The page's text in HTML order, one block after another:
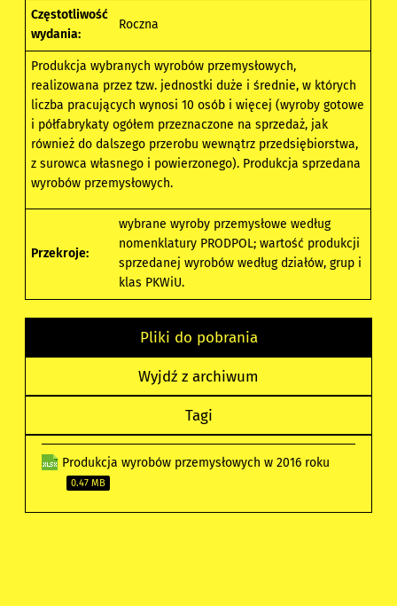
Częstotliwość
wydania:
Roczna
Produkcja wybranych wyrobów przemysłowych,
realizowana przez tzw. jednostki duże i średnie, w których
liczba pracujących wynosi 10 osób i więcej (wyroby gotowe
i półfabrykaty ogółem przeznaczone na sprzedaż, jak
również do dalszego przerobu wewnątrz przedsiębiorstwa,
z surowca własnego i powierzonego). Produkcja sprzedana
wyrobów przemysłowych.
Przekroje:
wybrane wyroby przemysłowe według
nomenklatury PRODPOL; wartość produkcji
sprzedanej wyrobów według działów, grup i
klas PKWiU.
Pliki do pobrania
Wyjdź z archiwum
Tagi
Produkcja wyrobów przemysłowych w 2016 roku
0.47 MB